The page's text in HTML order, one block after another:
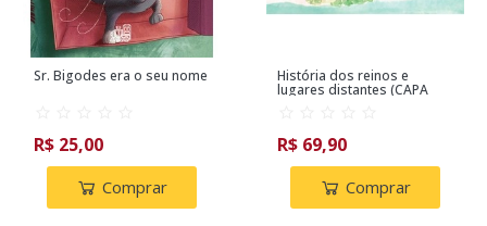
Sr. Bigodes era o seu nome
R$ 25,00
Comprar
História dos reinos e
lugares distantes (CAPA
R$ 69,90
Comprar